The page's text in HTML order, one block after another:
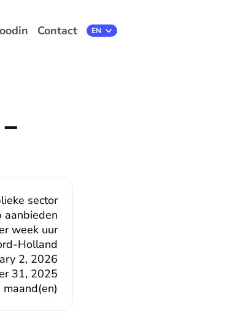
Contact Select Language
EN
2, 2026
31, 2025
sector
aanbieden
week uur
Holland